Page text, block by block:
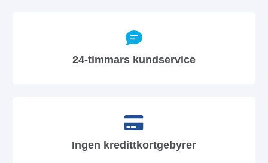
24-timmars kundservice
Ingen kredittkortgebyrer